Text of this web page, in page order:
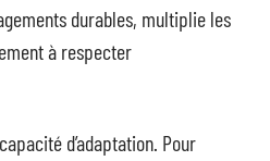
durables, multiplie les
à respecter
d’adaptation. Pour